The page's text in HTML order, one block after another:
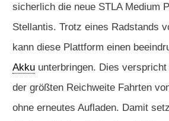
sicherlich die neue STLA Medium
Stellantis. Trotz eines Radstands
kann diese Plattform einen
Akku unterbringen. Dies
der größten Reichweite Fahrten
ohne erneutes Aufladen. Damit